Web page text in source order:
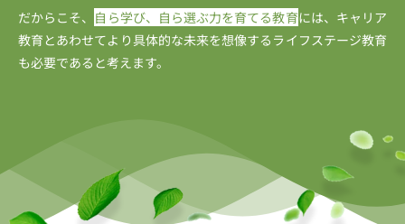
だからこそ、 自ら学び、自ら選ぶ力を育てる教育には、キャリア
教育とあわせてより具体的な未来を想像するライフステージ教育
も必要であると考えます。